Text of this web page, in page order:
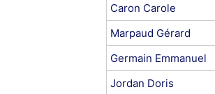
Caron Carole
Marpaud Gérard
Germain Emmanuel
Jordan Doris